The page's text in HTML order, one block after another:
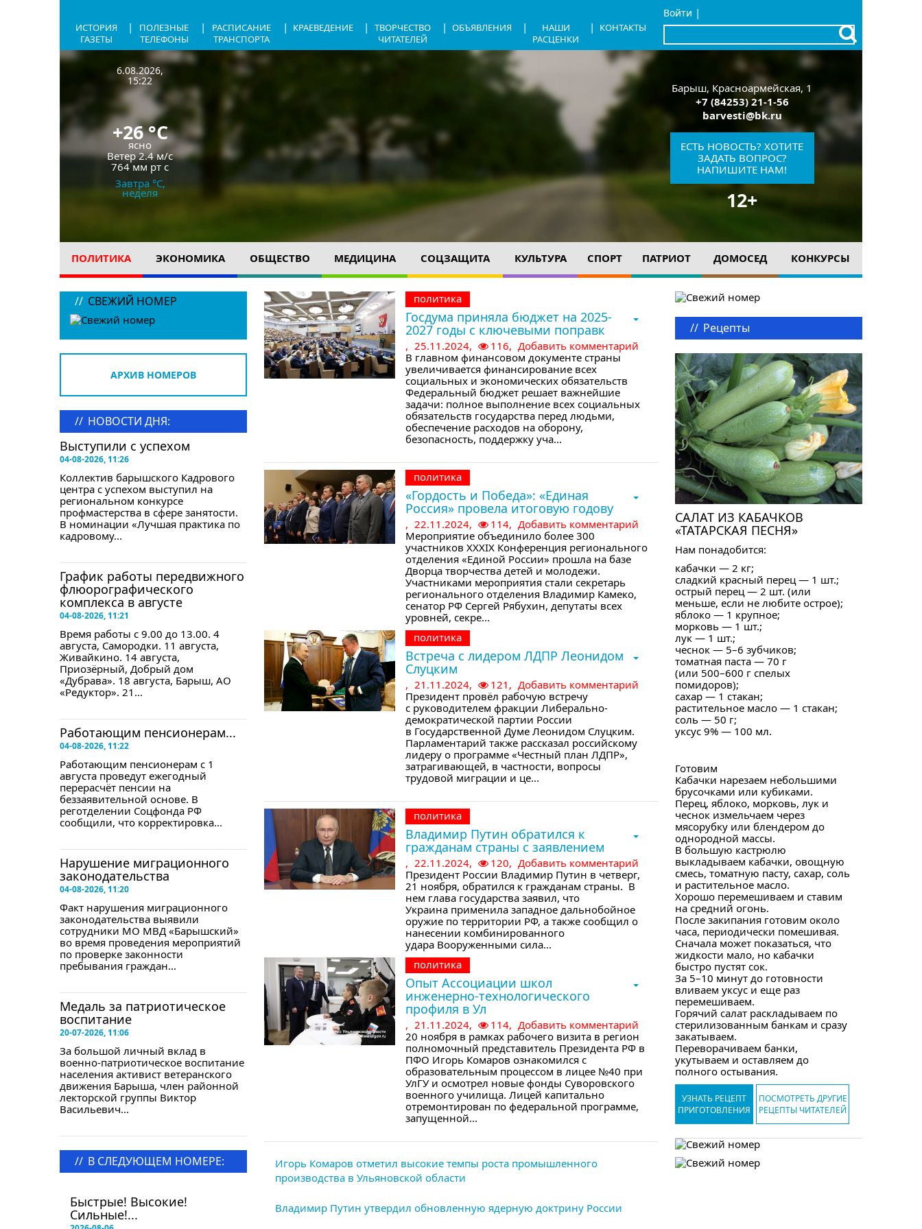
Войти |
x
ИСТОРИЯ
ГАЗЕТЫ
|
ПОЛЕЗНЫЕ
ТЕЛЕФОНЫ
|
РАСПИСАНИЕ
ТРАНСПОРТА
| КРАЕВЕДЕНИЕ |
ТВОРЧЕСТВО
ЧИТАТЕЛЕЙ
| ОБЪЯВЛЕНИЯ |
НАШИ
РАСЦЕНКИ
| КОНТАКТЫ
6.08.2026,
15:22
+26 °C
ясно
Ветер2.4 м/с
764 мм рт с
Завтра °C,
неделя
Барыш, Красноармейская, 1
+7 (84253) 21-1-56
barvesti@bk.ru
ЕСТЬ НОВОСТЬ? ХОТИТЕ
ЗАДАТЬ ВОПРОС?
НАПИШИТЕ НАМ!
12+
ПОЛИТИКА ЭКОНОМИКА ОБЩЕСТВО МЕДИЦИНА СОЦЗАЩИТА КУЛЬТУРА СПОРТ ПАТРИОТ ДОМОСЕД КОНКУРСЫ
// СВЕЖИЙ НОМЕР
АРХИВ НОМЕРОВ
// НОВОСТИ ДНЯ:
Выступили с успехом
04-08-2026, 11:26
Коллектив барышского Кадрового
центра с успехом выступил на
региональном конкурсе
профмастерства в сфере занятости.
В номинации «Лучшая практика по
кадровому...
График работы передвижного
флюорографического
комплекса в августе
04-08-2026, 11:21
Время работы с 9.00 до 13.00. 4
августа, Самородки. 11 августа,
Живайкино. 14 августа,
Приозёрный, Добрый дом
«Дубрава». 18 августа, Барыш, АО
«Редуктор». 21...
Работающим пенсионерам...
04-08-2026, 11:22
Работающим пенсионерам с 1
августа проведут ежегодный
перерасчёт пенсии на
беззаявительной основе. В
реготделении Соцфонда РФ
сообщили, что корректировка...
Нарушение миграционного
законодательства
04-08-2026, 11:20
Факт нарушения миграционного
законодательства выявили
сотрудники МО МВД «Барышский»
во время проведения мероприятий
по проверке законности
пребывания граждан...
Медаль за патриотическое
воспитание
20-07-2026, 11:06
За большой личный вклад в
военно-патриотическое воспитание
населения активист ветеранского
движения Барыша, член районной
лекторской группы Виктор
Васильевич...
// В СЛЕДУЮЩЕМ НОМЕРЕ:
Быстрые! Высокие!
Сильные!...
политика
Госдума приняла бюджет на 2025-
2027 годы с ключевыми поправк
, 25.11.2024, 116, Добавить комментарий
В главном финансовом документе страны
увеличивается финансирование всех
социальных и экономических обязательств
Федеральный бюджет решает важнейшие
задачи: полное выполнение всех социальных
обязательств государства перед людьми,
обеспечение расходов на оборону,
безопасность, поддержку уча...
политика
«Гордость и Победа»: «Единая
Россия» провела итоговую годову
, 22.11.2024, 114, Добавить комментарий
Мероприятие объединило более 300
участников XXXIX Конференция регионального
отделения «Единой России» прошла на базе
Дворца творчества детей и молодежи.
Участниками мероприятия стали секретарь
регионального отделения Владимир Камеко,
сенатор РФ Сергей Рябухин, депутаты всех
уровней, секре...
политика
Встреча с лидером ЛДПР Леонидом
Слуцким
, 21.11.2024, 121, Добавить комментарий
Президент провёл рабочую встречу
с руководителем фракции Либерально-
демократической партии России
в Государственной Думе Леонидом Слуцким.
Парламентарий также рассказал российскому
лидеру о программе «Честный план ЛДПР»,
затрагивающей, в частности, вопросы
трудовой миграции и це...
политика
Владимир Путин обратился к
гражданам страны с заявлением
, 22.11.2024, 120, Добавить комментарий
Президент России Владимир Путин в четверг,
21 ноября, обратился к гражданам страны. В
нем глава государства заявил, что
Украина применила западное дальнобойное
оружие по территории РФ, а также сообщил о
нанесении комбинированного
удара Вооруженными сила...
политика
Опыт Ассоциации школ
инженерно-технологического
профиля в Ул
, 21.11.2024, 114, Добавить комментарий
20 ноября в рамках рабочего визита в регион
полномочный представитель Президента РФ в
ПФО Игорь Комаров ознакомился с
образовательным процессом в лицее №40 при
УлГУ и осмотрел новые фонды Суворовского
военного училища. Лицей капитально
отремонтирован по федеральной программе,
запущенной...
Игорь Комаров отметил высокие темпы роста промышленного
производства в Ульяновской области
Владимир Путин утвердил обновленную ядерную доктрину России
// Рецепты
САЛАТ ИЗ КАБАЧКОВ
«ТАТАРСКАЯ ПЕСНЯ»
Нам понадобится:
кабачки — 2 кг;
сладкий красный перец — 1 шт.;
острый перец — 2 шт. (или
меньше, если не любите острое);
яблоко — 1 крупное;
морковь — 1 шт.;
лук — 1 шт.;
чеснок — 5–6 зубчиков;
томатная паста — 70 г
(или 500–600 г спелых
помидоров);
сахар — 1 стакан;
растительное масло — 1 стакан;
соль — 50 г;
уксус 9% — 100 мл.
Готовим
Кабачки нарезаем небольшими
брусочками или кубиками.
Перец, яблоко, морковь, лук и
чеснок измельчаем через
мясорубку или блендером до
однородной массы.
В большую кастрюлю
выкладываем кабачки, овощную
смесь, томатную пасту, сахар, соль
и растительное масло.
Хорошо перемешиваем и ставим
на средний огонь.
После закипания готовим около
часа, периодически помешивая.
Сначала может показаться, что
жидкости мало, но кабачки
быстро пустят сок.
За 5–10 минут до готовности
вливаем уксус и еще раз
перемешиваем.
Горячий салат раскладываем по
стерилизованным банкам и сразу
закатываем.
Переворачиваем банки,
укутываем и оставляем до
полного остывания.
УЗНАТЬ РЕЦЕПТ
ПРИГОТОВЛЕНИЯ
ПОСМОТРЕТЬ ДРУГИЕ
РЕЦЕПТЫ ЧИТАТЕЛЕЙ